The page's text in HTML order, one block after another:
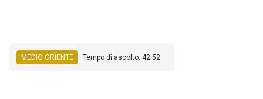
MEDIO ORIENTE Tempo di ascolto: 42:52